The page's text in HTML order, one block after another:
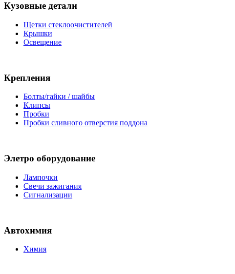
Кузовные детали
Щетки стеклоочистителей
Крышки
Освещение
Крепления
Болты/гайки / шайбы
Клипсы
Пробки
Пробки сливного отверстия поддона
Элетро оборудование
Лампочки
Свечи зажигания
Сигнализации
Автохимия
Химия